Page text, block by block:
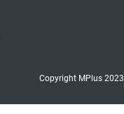
Copyright MPlus 2023